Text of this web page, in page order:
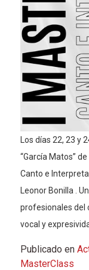
Los días 22, 23 y
“García Matos”
Canto e
Leonor Bonilla .
profesionales del
vocal y
Publicado en
MasterClass